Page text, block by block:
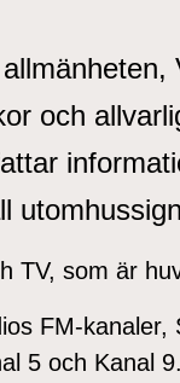
och
TV, som är
FM-kanaler,
5 och Kanal